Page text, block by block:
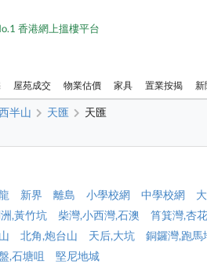
香港網上搵樓平台
屋苑成交 物業估價 家具 置業按揭 新
半山 天匯 天匯
新界 離島 小學校網 中學校網
,黃竹坑 柴灣,小西灣,石澳 筲箕灣,杏
北角,炮台山 天后,大坑 銅鑼灣,跑馬
,石塘咀
堅尼地城